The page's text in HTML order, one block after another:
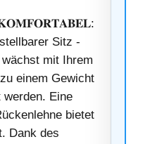
Sitz -
mit Ihrem
einem Gewicht
werden. Eine
bietet
Dank des